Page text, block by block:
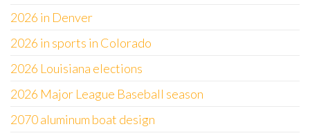
2026 in Denver
2026 in sports in Colorado
2026 Louisiana elections
2026 Major League Baseball season
2070 aluminum boat design